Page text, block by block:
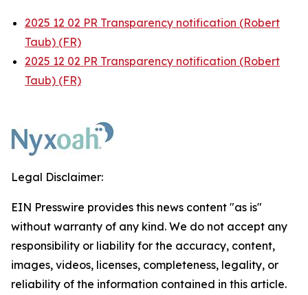
2025 12 02 PR Transparency notification (Robert
Taub) (FR)
2025 12 02 PR Transparency notification (Robert
Taub) (FR)
Legal Disclaimer:
EIN Presswire provides this news content "as is"
without warranty of any kind. We do not accept any
responsibility or liability for the accuracy, content,
images, videos, licenses, completeness, legality, or
reliability of the information contained in this article.